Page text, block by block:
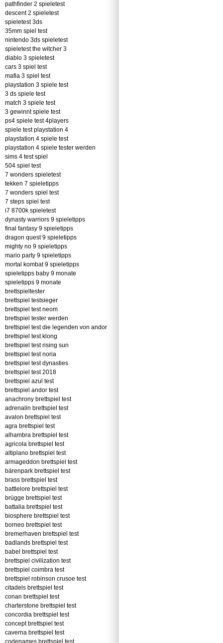
pathfinder 2 spieletest
descent 2 spieletest
spieletest 3ds
35mm spiel test
nintendo 3ds spieletest
spieletest the witcher 3
diablo 3 spieletest
cars 3 spiel test
mafia 3 spiel test
playstation 3 spiele test
3 ds spiele test
match 3 spiele test
3 gewinnt spiele test
ps4 spiele test 4players
spiele test playstation 4
playstation 4 spiele test
playstation 4 spiele tester werden
sims 4 test spiel
504 spiel test
7 wonders spieletest
tekken 7 spieletipps
7 wonders spiel test
7 steps spiel test
i7 8700k spieletest
dynasty warriors 9 spieletipps
final fantasy 9 spieletipps
dragon quest 9 spieletipps
mighty no 9 spieletipps
mario party 9 spieletipps
mortal kombat 9 spieletipps
spieletipps baby 9 monate
spieletipps 9 monate
brettspieltester
brettspiel testsieger
brettspiel test neom
brettspiel tester werden
brettspiel test die legenden von andor
brettspiel test klong
brettspiel test rising sun
brettspiel test noria
brettspiel test dynasties
brettspiel test 2018
brettspiel azul test
brettspiel andor test
anachrony brettspiel test
adrenalin brettspiel test
avalon brettspiel test
agra brettspiel test
alhambra brettspiel test
agricola brettspiel test
altiplano brettspiel test
armageddon brettspiel test
bärenpark brettspiel test
brass brettspiel test
battlelore brettspiel test
brügge brettspiel test
battalia brettspiel test
biosphere brettspiel test
borneo brettspiel test
bremerhaven brettspiel test
badlands brettspiel test
babel brettspiel test
brettspiel civilization test
brettspiel coimbra test
brettspiel robinson crusoe test
citadels brettspiel test
conan brettspiel test
charterstone brettspiel test
concordia brettspiel test
concept brettspiel test
caverna brettspiel test
codenames brettspiel test